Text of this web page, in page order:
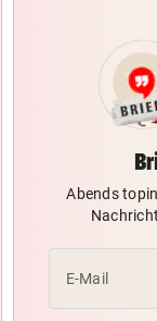
Abends
E-Mail